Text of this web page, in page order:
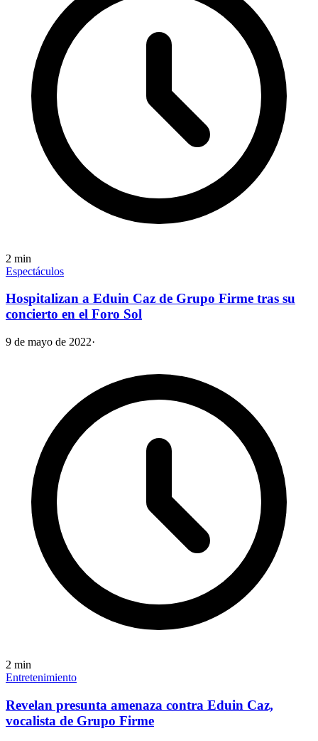
2 min
Espectáculos
Hospitalizan a Eduin Caz de Grupo Firme tras su
concierto en el Foro Sol
9 de mayo de 2022·
2 min
Entretenimiento
Revelan presunta amenaza contra Eduin Caz,
vocalista de Grupo Firme